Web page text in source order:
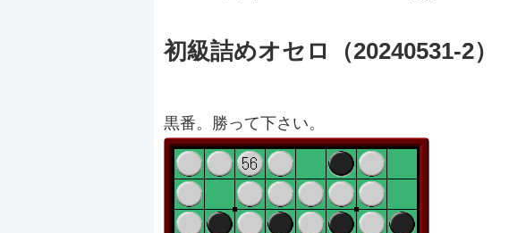
初級詰めオセロ（20240531-2）
黒番。勝って下さい。